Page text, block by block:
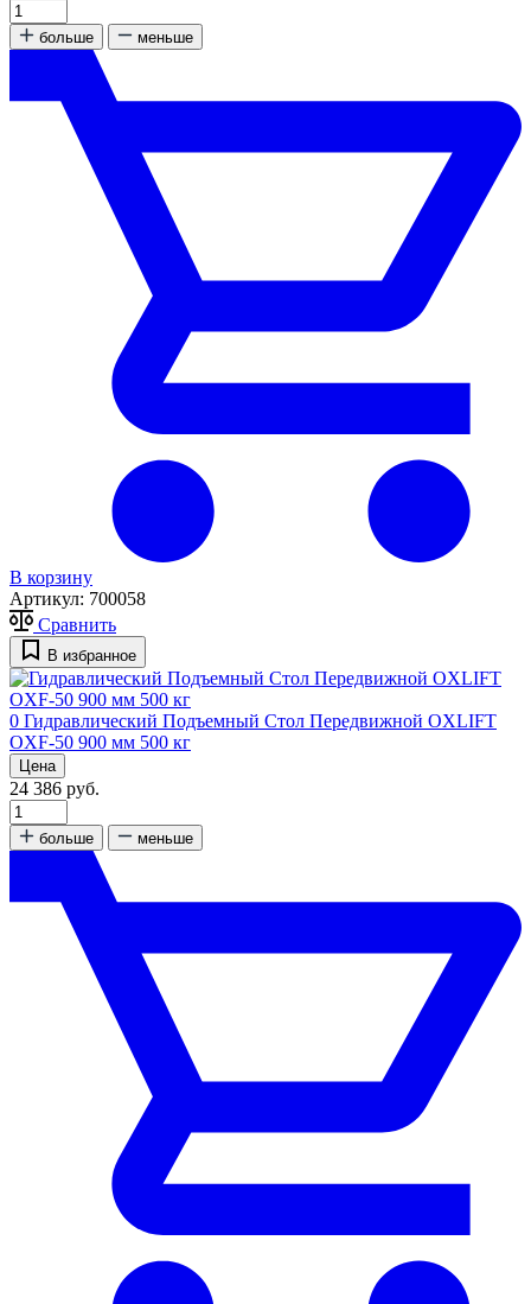
больше меньше
В корзину
Артикул: 700058
Сравнить
В избранное
0 Гидравлический Подъемный Стол Передвижной OXLIFT
OXF-50 900 мм 500 кг
Цена
24 386 руб.
больше меньше